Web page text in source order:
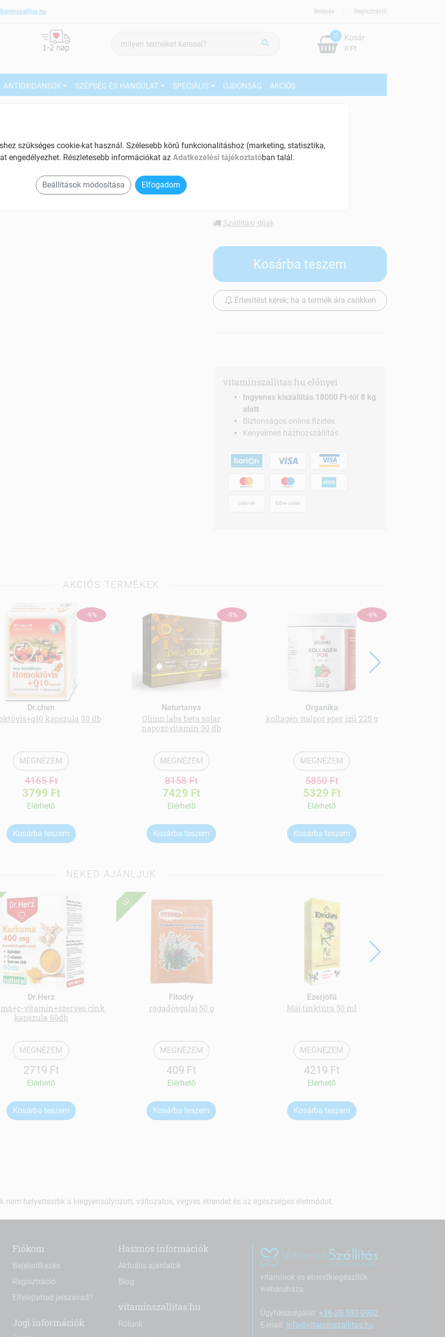
Regisztráció
Belépés
keresés
0
0 Ft
Kosár
ANTIOXIDÁNSOK SZÉPSÉG ÉS HANGULAT SPECIÁLIS ÚJDONSÁG AKCIÓS
100 g
Tartalom: 100 g
27% ÁFÁ-val , [36790 Ft/kg]
Készletinformáció:
Szállítási díjak
Kosárba teszem
Értesítést kérek, ha a termék ára csökken
vitaminszallitas.hu előnyei
Ingyenes kiszállítás 18000 Ft-tól 8 kg
alatt
Biztonságos online fizetés
Kényelmes házhozszállítás
Utánvét Előre utalás
AKCIÓS TERMÉKEK
-9%
Dr.chen
kapszula 30 db
MEGNÉZEM
4165 Ft
3799 Ft
Elérhetõ
Kosárba teszem
-9%
Naturtanya
Olimp labs beta solar
napozóvitamin 30 db
MEGNÉZEM
8158 Ft
7429 Ft
Elérhetõ
Kosárba teszem
-9%
Organika
kollagén italpor eper ízű 225 g
MEGNÉZEM
5850 Ft
5329 Ft
Elérhetõ
Kosárba teszem
NEKED AJÁNLJUK
Dr.Herz
vitamin+szerves cink
kapszula 60db
MEGNÉZEM
2719 Ft
Elérhetõ
Kosárba teszem
ÚJ
Fitodry
ragadósgalaj 50 g
MEGNÉZEM
409 Ft
Elérhetõ
Kosárba teszem
Ezerjófű
Máj tinktúra 50 ml
MEGNÉZEM
4219 Ft
Elérhetõ
Kosárba teszem
nem helyettesítik a kiegyensúlyozott, változatos, vegyes étrendet és az egészséges életmódot.
Fiókom
Bejelentkezés
Regisztráció
Elfelejtetted jelszavad?
Jogi információk
Hasznos információk
Aktuális ajánlatok
Blog
vitaminszallitas.hu
Rólunk
vitaminok és étrendkiegészítők
webáruháza
Ügyfélszolgálat: +36-20-593-0902
E-mail: info@vitaminszallitas.hu
szükséges cookie-kat használ. Szélesebb körű funkcionalitáshoz (marketing, statisztika,
engedélyezhet. Részletesebb információkat az Adatkezelési tájékoztatóban talál.
Beállítások módosítása Elfogadom